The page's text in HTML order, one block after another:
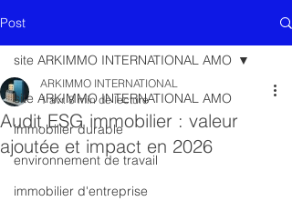
Post
site ARKIMMO INTERNATIONAL AMO
immobilier durable
environnement de travail
immobilier d'entreprise
site ARKIMMO INTERNATIONAL AMO
Audit ESG immobilier : valeur
ajoutée et impact en 2026
ARKIMMO INTERNATIONAL
1 avr. 8 min de lecture